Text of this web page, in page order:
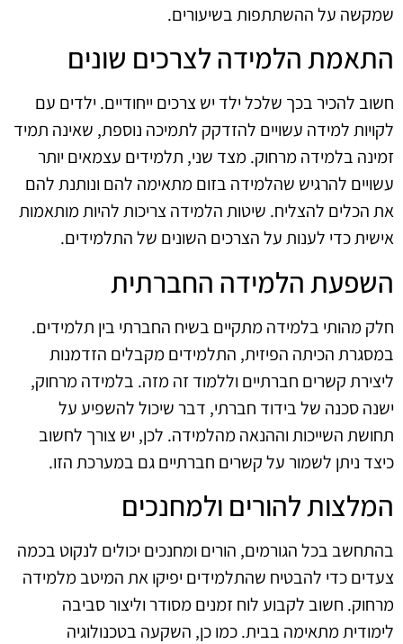
שמקשה על ההשתתפות בשיעורים.
התאמת הלמידה לצרכים שונים
חשוב להכיר בכך שלכל ילד יש צרכים ייחודיים. ילדים עם
לקויות למידה עשויים להזדקק לתמיכה נוספת, שאינה תמיד
זמינה בלמידה מרחוק. מצד שני, תלמידים עצמאים יותר
עשויים להרגיש שהלמידה בזום מתאימה להם ונותנת להם
את הכלים להצליח. שיטות הלמידה צריכות להיות מותאמות
אישית כדי לענות על הצרכים השונים של התלמידים.
השפעת הלמידה החברתית
חלק מהותי בלמידה מתקיים בשיח החברתי בין תלמידים.
במסגרת הכיתה הפיזית, התלמידים מקבלים הזדמנות
ליצירת קשרים חברתיים וללמוד זה מזה. בלמידה מרחוק,
ישנה סכנה של בידוד חברתי, דבר שיכול להשפיע על
תחושת השייכות וההנאה מהלמידה. לכן, יש צורך לחשוב
כיצד ניתן לשמור על קשרים חברתיים גם במערכת הזו.
המלצות להורים ולמחנכים
בהתחשב בכל הגורמים, הורים ומחנכים יכולים לנקוט בכמה
צעדים כדי להבטיח שהתלמידים יפיקו את המיטב מלמידה
מרחוק. חשוב לקבוע לוח זמנים מסודר וליצור סביבה
לימודית מתאימה בבית. כמו כן, השקעה בטכנולוגיה